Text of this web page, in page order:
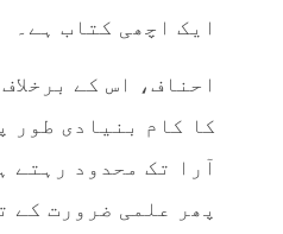
ایک اچھی کتاب ہے۔
احناف، اس کے
کا کام بنیادی طور
آرا تک محدود رہتے
پھر علمی ضرورت کے